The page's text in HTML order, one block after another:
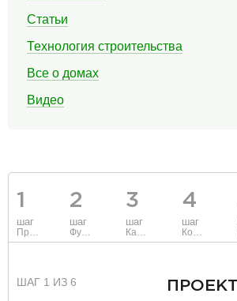
Статьи
Технология строительства
Все о домах
Видео
1
шаг
Проект
2
шаг
Фундамент
3
шаг
Каркас и стены
4
шаг
Коммуникации
ШАГ 1 ИЗ 6